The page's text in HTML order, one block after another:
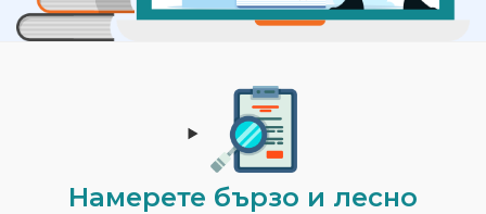
Намерете бързо и лесно